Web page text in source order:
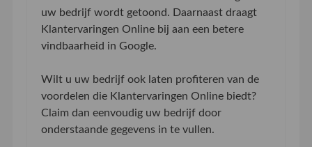
uw bedrijf wordt getoond. Daarnaast draagt
Klantervaringen Online bij aan een betere
vindbaarheid in Google.
Wilt u uw bedrijf ook laten profiteren van de
voordelen die Klantervaringen Online biedt?
Claim dan eenvoudig uw bedrijf door
onderstaande gegevens in te vullen.